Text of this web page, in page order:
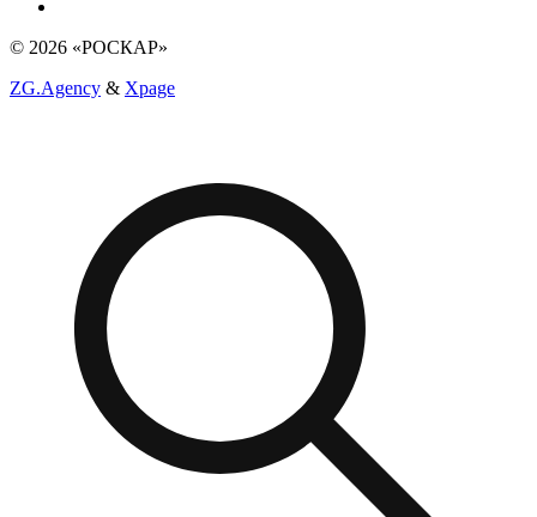
© 2026 «РОСКАР»
ZG.Agency & Xpage